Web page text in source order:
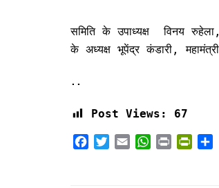
समिति के उपाध्यक्ष विनय
के अध्यक्ष भूपेंद्र कंडारी,
..
Post Views: 67